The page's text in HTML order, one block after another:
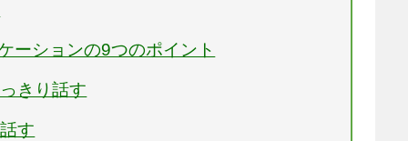
ーションの9つのポイント
きり話す
す